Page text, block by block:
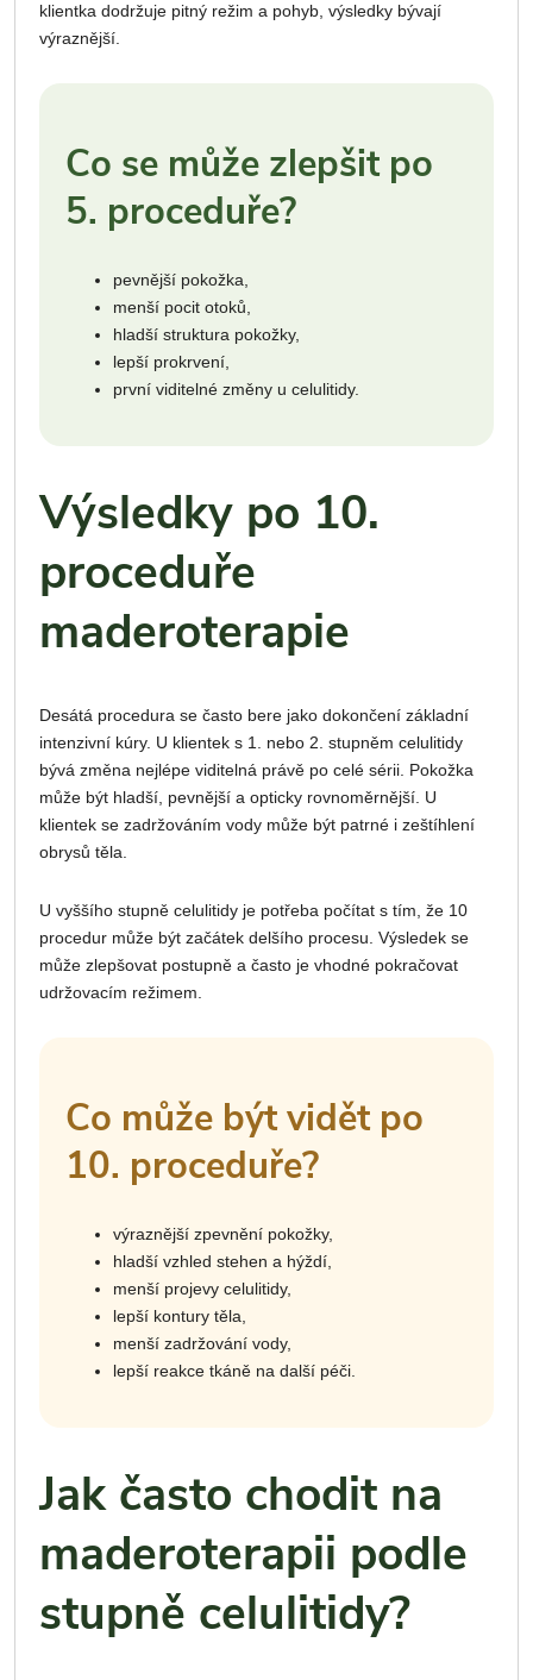
klientka dodržuje pitný režim a pohyb, výsledky bývají
výraznější.
Co se může zlepšit po
5. proceduře?
pevnější pokožka,
menší pocit otoků,
hladší struktura pokožky,
lepší prokrvení,
první viditelné změny u celulitidy.
Výsledky po 10.
proceduře
maderoterapie
Desátá procedura se často bere jako dokončení základní
intenzivní kúry. U klientek s 1. nebo 2. stupněm celulitidy
bývá změna nejlépe viditelná právě po celé sérii. Pokožka
může být hladší, pevnější a opticky rovnoměrnější. U
klientek se zadržováním vody může být patrné i zeštíhlení
obrysů těla.
U vyššího stupně celulitidy je potřeba počítat s tím, že 10
procedur může být začátek delšího procesu. Výsledek se
může zlepšovat postupně a často je vhodné pokračovat
udržovacím režimem.
Co může být vidět po
10. proceduře?
výraznější zpevnění pokožky,
hladší vzhled stehen a hýždí,
menší projevy celulitidy,
lepší kontury těla,
menší zadržování vody,
lepší reakce tkáně na další péči.
Jak často chodit na
maderoterapii podle
stupně celulitidy?